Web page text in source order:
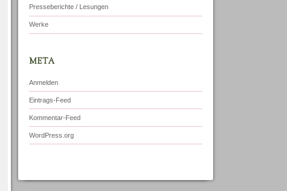
Presseberichte / Lesungen
Werke
META
Anmelden
Eintrags-Feed
Kommentar-Feed
WordPress.org